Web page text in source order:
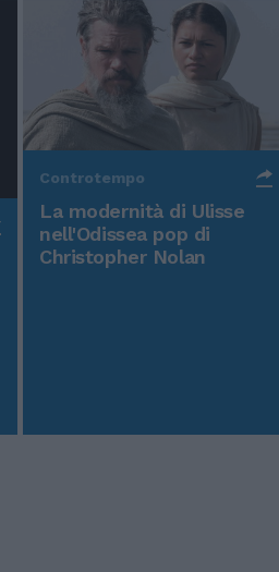
Controtempo
La modernità di Ulisse
nell'Odissea pop di
Christopher Nolan